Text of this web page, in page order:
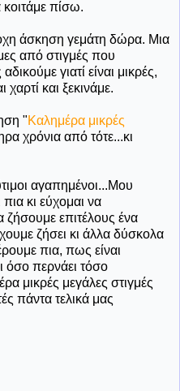
πίσω.
άσκηση γεμάτη δώρα. Μια
από στιγμές που
γιατί είναι μικρές,
και ξεκινάμε.
"Καλημέρα μικρές
χρόνια από τότε...κι
αγαπημένοι...Μου
πια κι εύχομαι να
επιτέλους ένα
ζήσει κι άλλα δύσκολα
πια, πως είναι
όσο περνάει τόσο
μικρές μεγάλες στιγμές
πάντα τελικά μας